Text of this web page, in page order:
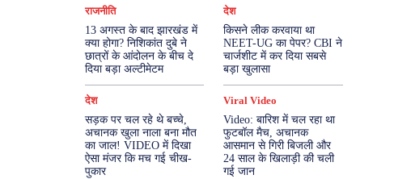
राजनीति
13 अगस्त के बाद झारखंड में
क्या होगा? निशिकांत दुबे ने
छात्रों के आंदोलन के बीच दे
दिया बड़ा अल्टीमेटम
देश
किसने लीक करवाया था
NEET-UG का पेपर? CBI ने
चार्जशीट में कर दिया सबसे
बड़ा खुलासा
देश
सड़क पर चल रहे थे बच्चे,
अचानक खुला नाला बना मौत
का जाल! VIDEO में दिखा
ऐसा मंजर कि मच गई चीख-
पुकार
Viral Video
Video: बारिश में चल रहा था
फुटबॉल मैच, अचानक
आसमान से गिरी बिजली और
24 साल के खिलाड़ी की चली
गई जान